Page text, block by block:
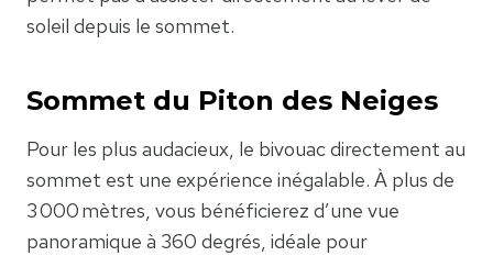
soleil depuis le sommet.
Sommet du Piton des Neiges
Pour les plus audacieux, le bivouac directement au
sommet est une expérience inégalable. À plus de
3 000 mètres, vous bénéficierez d’une vue
panoramique à 360 degrés, idéale pour